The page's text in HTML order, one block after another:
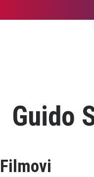
Guido
Filmovi